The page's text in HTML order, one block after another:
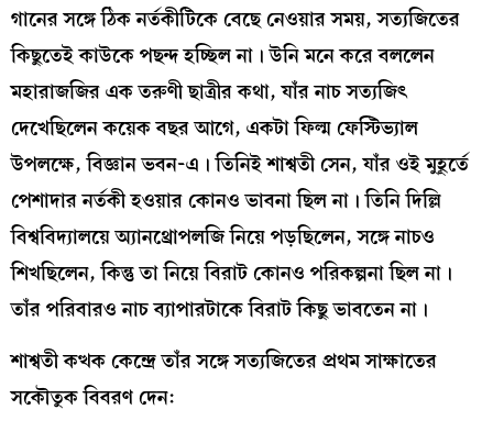
গানের সঙ্গে ঠিক নর্তকীটিকে বেছে নেওয়ার সময়, সত্যজিতের
কিছুতেই কাউকে পছন্দ হচ্ছিল না। উনি মনে করে বললেন
মহারাজজির এক তরুণী ছাত্রীর কথা, যাঁর নাচ সত্যজিৎ
দেখেছিলেন কয়েক বছর আগে, একটা ফিল্ম ফেস্টিভ্যাল
উপলক্ষে, বিজ্ঞান ভবন-এ। তিনিই শাশ্বতী সেন, যাঁর ওই মুহূর্তে
পেশাদার নর্তকী হওয়ার কোনও ভাবনা ছিল না। তিনি দিল্লি
বিশ্ববিদ্যালয়ে অ্যানথ্রোপলজি নিয়ে পড়ছিলেন, সঙ্গে নাচও
শিখছিলেন, কিন্তু তা নিয়ে বিরাট কোনও পরিকল্পনা ছিল না।
তাঁর পরিবারও নাচ ব্যাপারটাকে বিরাট কিছু ভাবতেন না।
শাশ্বতী কত্থক কেন্দ্রে তাঁর সঙ্গে সত্যজিতের প্রথম সাক্ষাতের
সকৌতুক বিবরণ দেন: